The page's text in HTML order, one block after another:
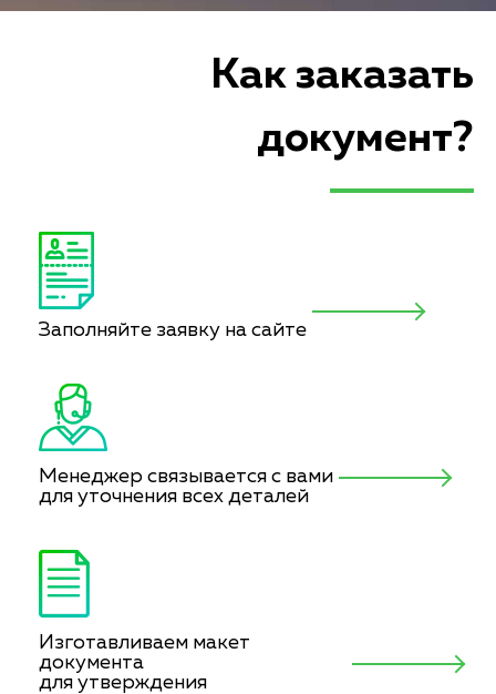
Как заказать
документ?
Заполняйте заявку на сайте
Менеджер связывается с вами
для уточнения всех деталей
Изготавливаем макет
документа
для утверждения